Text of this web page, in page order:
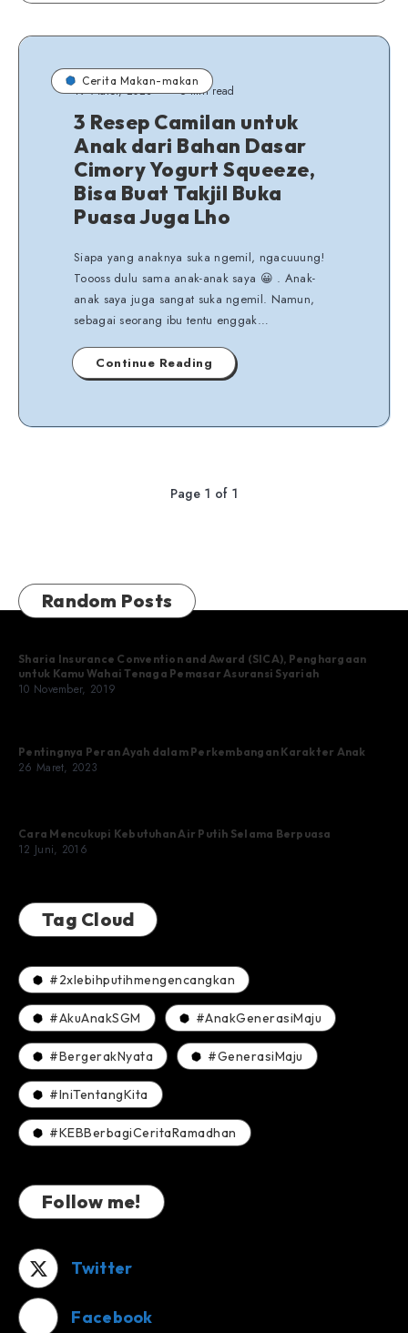
Cerita Makan-makan
19 Maret, 2023 6 min read
3 Resep Camilan untuk
Anak dari Bahan Dasar
Cimory Yogurt Squeeze,
Bisa Buat Takjil Buka
Puasa Juga Lho
Siapa yang anaknya suka ngemil, ngacuuung!
Toooss dulu sama anak-anak saya 😀 . Anak-
anak saya juga sangat suka ngemil. Namun,
sebagai seorang ibu tentu enggak…
Continue Reading
Page 1 of 1
Random Posts
Sharia Insurance Convention and Award (SICA), Penghargaan
untuk Kamu Wahai Tenaga Pemasar Asuransi Syariah
10 November, 2019
Pentingnya Peran Ayah dalam Perkembangan Karakter Anak
26 Maret, 2023
Cara Mencukupi Kebutuhan Air Putih Selama Berpuasa
12 Juni, 2016
Tag Cloud
#2xlebihputihmengencangkan
#AkuAnakSGM #AnakGenerasiMaju
#BergerakNyata #GenerasiMaju
#IniTentangKita
#KEBBerbagiCeritaRamadhan
Follow me!
Twitter
Facebook